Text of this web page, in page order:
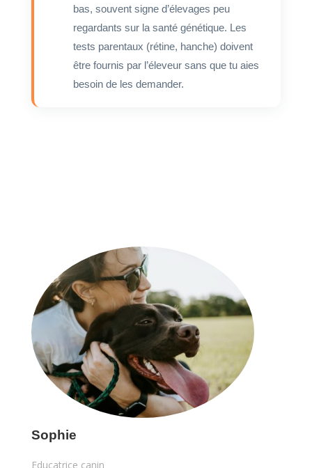
bas, souvent signe d’élevages peu
regardants sur la santé génétique. Les
tests parentaux (rétine, hanche) doivent
être fournis par l’éleveur sans que tu aies
besoin de les demander.
Sophie
Educatrice canin